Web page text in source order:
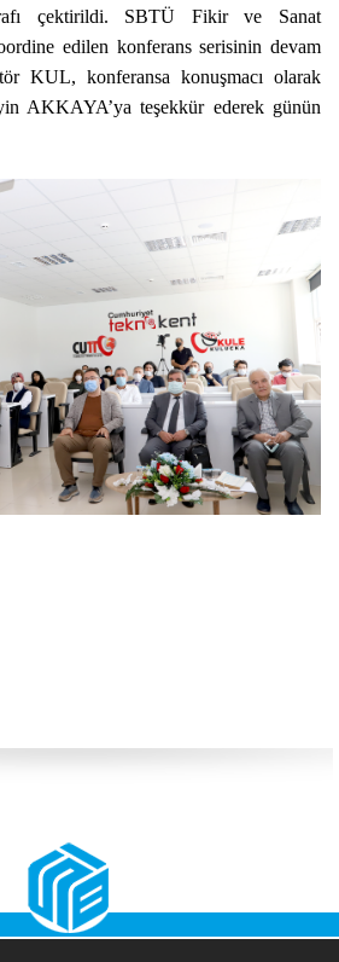
çektirildi. SBTÜ Fikir ve Sanat
edilen konferans serisinin devam
KUL, konferansa konuşmacı olarak
AKKAYA’ya teşekkür ederek günün